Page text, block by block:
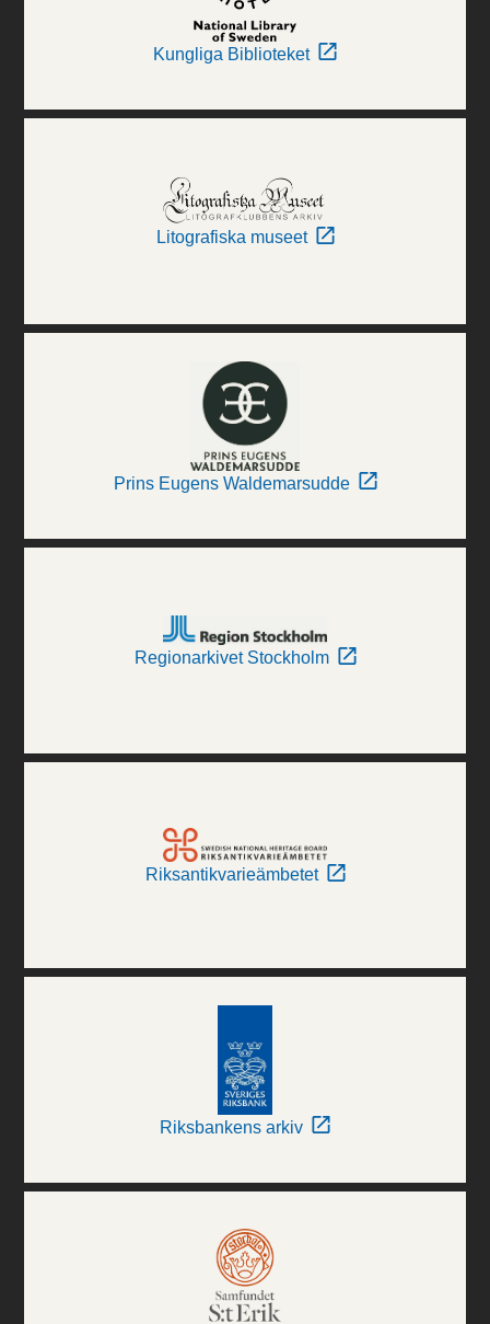
Kungliga Biblioteket
Litografiska museet
Prins Eugens Waldemarsudde
Regionarkivet Stockholm
Riksantikvarieämbetet
Riksbankens arkiv